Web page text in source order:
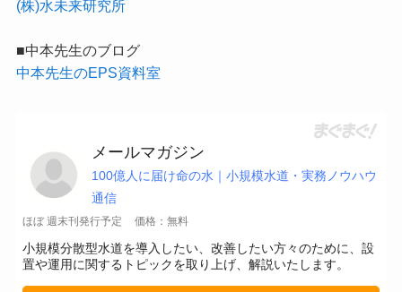
(株)水未来研究所
■中本先生のブログ
中本先生のEPS資料室
メールマガジン
100億人に届け命の水｜小規模水道・実務ノウハウ
通信
ほぼ 週末刊発行予定 価格：無料
小規模分散型水道を導入したい、改善したい方々のために、設
置や運用に関するトピックを取り上げ、解説いたします。